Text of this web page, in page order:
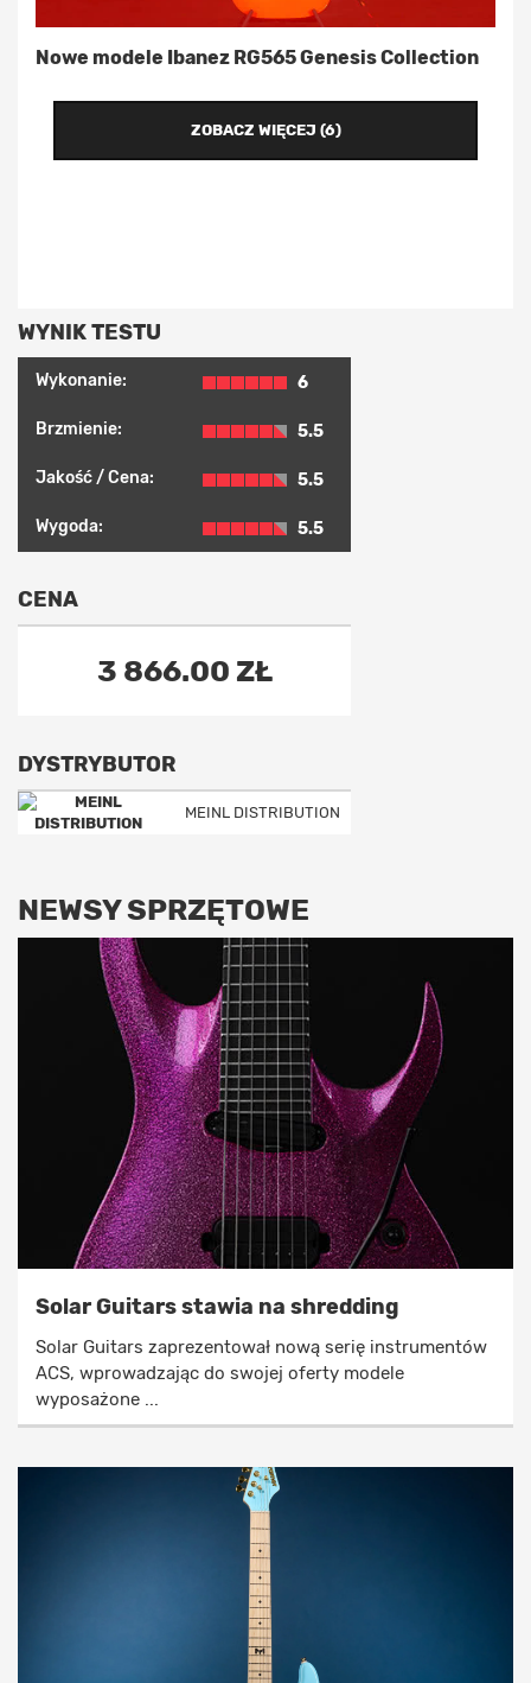
Nowe modele Ibanez RG565 Genesis Collection
ZOBACZ WIĘCEJ (6)
WYNIK TESTU
Wykonanie: 6
Brzmienie: 5.5
Jakość / Cena: 5.5
Wygoda: 5.5
CENA
3 866.00 ZŁ
DYSTRYBUTOR
MEINL DISTRIBUTION
NEWSY SPRZĘTOWE
Solar Guitars stawia na shredding
Solar Guitars zaprezentował nową serię instrumentów
ACS, wprowadzając do swojej oferty modele
wyposażone ...